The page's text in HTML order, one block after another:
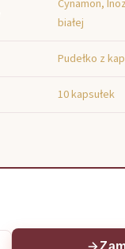
Cynamon,
białej
Pudełko z
10 kapsułek